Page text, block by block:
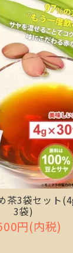
茶3袋セット
3袋)
円(内税)